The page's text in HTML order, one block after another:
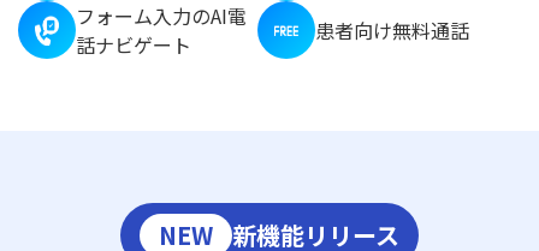
フォーム入力のAI電
話ナビゲート
患者向け無料通話
NEW 新機能リリース